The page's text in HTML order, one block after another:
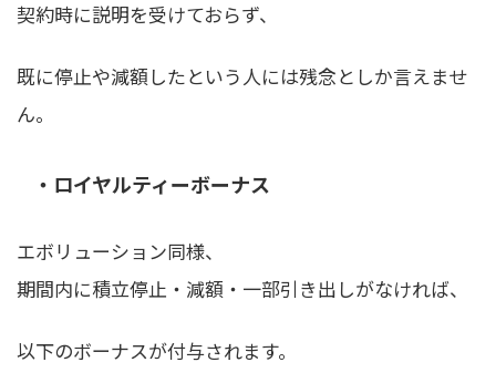
契約時に説明を受けておらず、
既に停止や減額したという人には残念としか言えませ
ん。
・ロイヤルティーボーナス
エボリューション同様、
期間内に積立停止・減額・一部引き出しがなければ、
以下のボーナスが付与されます。